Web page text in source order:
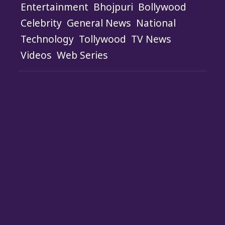
Entertainment Bhojpuri Bollywood
Celebrity General News National
Technology Tollywood TV News
Videos Web Series